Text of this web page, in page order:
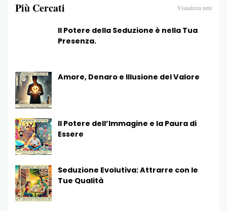
Più Cercati Visualizza tutti
Il Potere della Seduzione è nella Tua
Presenza.
Amore, Denaro e Illusione del Valore
Il Potere dell’Immagine e la Paura di
Essere
Seduzione Evolutiva: Attrarre con le
Tue Qualità